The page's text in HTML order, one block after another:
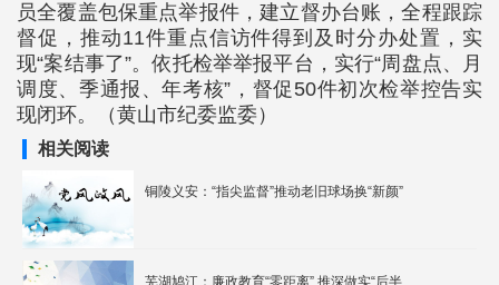
员全覆盖包保重点举报件，建立督办台账，全程跟踪
督促，推动11件重点信访件得到及时分办处置，实
现“案结事了”。依托检举举报平台，实行“周盘点、月
调度、季通报、年考核”，督促50件初次检举控告实
现闭环。（黄山市纪委监委）
相关阅读
铜陵义安：“指尖监督”推动老旧球场换“新颜”
芜湖鸠江：廉政教育“零距离” 推深做实“后半